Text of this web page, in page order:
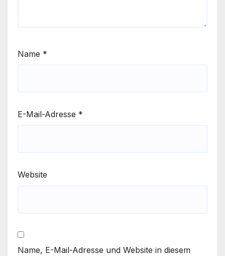
Name *
E-Mail-Adresse *
Website
Name, E-Mail-Adresse und Website in diesem